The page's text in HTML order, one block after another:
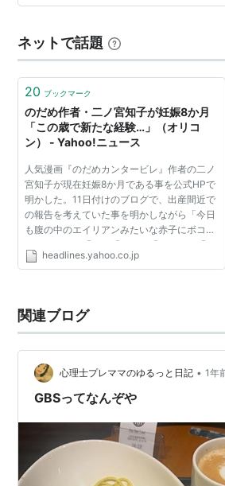
PIGEON ピジョン 母乳実感 哺乳び
Amazon そして新生児用の乳首です
に合わせて2コ購入。 新生児用…
ネットで話題
20 ブックマーク
のだめ作者・二ノ宮知子が妊娠8か月
「この歳で新たな経験…」（オリコ
ン） - Yahoo!ニュース
人気漫画『のだめカンタービレ』作者の二ノ
宮知子が現在妊娠8か月である事を公式HPで
明かした。11日付けのブログで、出産間近で
の報告を考えていた事を明かしながら「今日
も腹の中のエイリアンみたいな赤子にボコボ
コされて。。『あ』『やめ』『やめて』『ご
めんなさい』と謝りながら仕事してま
headlines.yahoo.co.jp
関連ブログ
心理士プレママのゆるっと日記 • 1年
GBSってなんぞや